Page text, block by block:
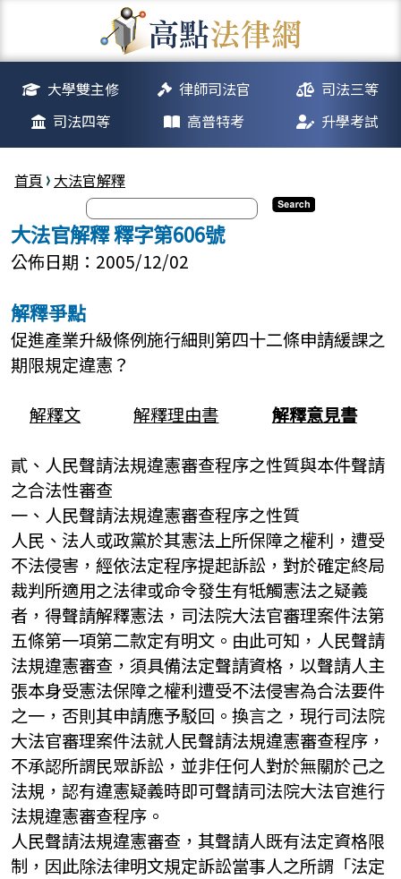
大學雙主修 律師司法官
司法三等
司法四等
高普特考 升學考試
首頁 大法官解釋
大法官解釋 釋字第606號
公佈日期：2005/12/02
解釋爭點
促進產業升級條例施行細則第四十二條申請緩課之
期限規定違憲？
解釋文
解釋理由書
解釋意見書
貳、人民聲請法規違憲審查程序之性質與本件聲請
之合法性審查
一、人民聲請法規違憲審查程序之性質
人民、法人或政黨於其憲法上所保障之權利，遭受
不法侵害，經依法定程序提起訴訟，對於確定終局
裁判所適用之法律或命令發生有牴觸憲法之疑義
者，得聲請解釋憲法，司法院大法官審理案件法第
五條第一項第二款定有明文。由此可知，人民聲請
法規違憲審查，須具備法定聲請資格，以聲請人主
張本身受憲法保障之權利遭受不法侵害為合法要件
之一，否則其申請應予駁回。換言之，現行司法院
大法官審理案件法就人民聲請法規違憲審查程序，
不承認所謂民眾訴訟，並非任何人對於無關於己之
法規，認有違憲疑義時即可聲請司法院大法官進行
法規違憲審查程序。
人民聲請法規違憲審查，其聲請人既有法定資格限
制，因此除法律明文規定訴訟當事人之所謂「法定